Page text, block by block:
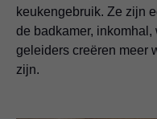
keukengebruik. Ze zijn
de badkamer, inkomhal,
geleiders creëren meer
zijn.